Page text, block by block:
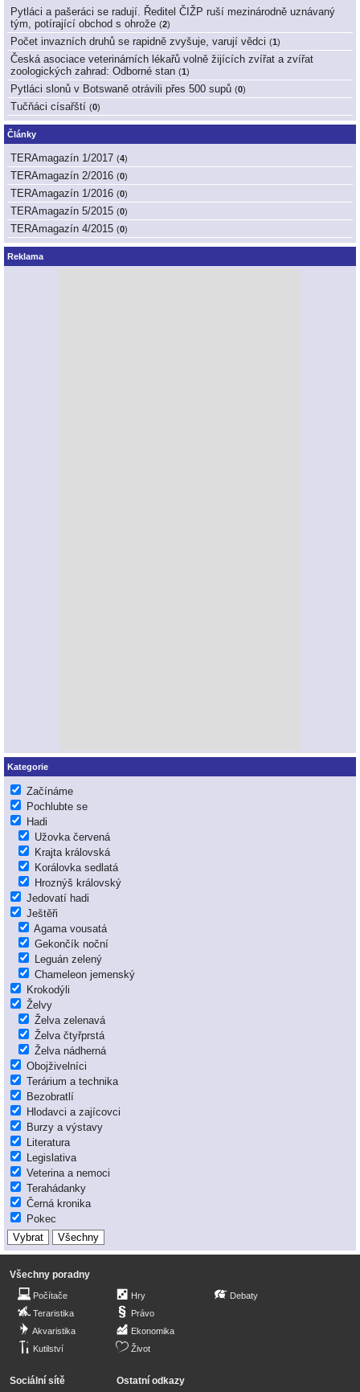
Pytláci a pašeráci se radují. Ředitel ČIŽP ruší mezinárodně uznávaný
tým, potírající obchod s ohrože (2)
Počet invazních druhů se rapidně zvyšuje, varují vědci (1)
Česká asociace veterinárních lékařů volně žijících zvířat a zvířat
zoologických zahrad: Odborné stan (1)
Pytláci slonů v Botswaně otrávili přes 500 supů (0)
Tučňáci císařští (0)
Články
TERAmagazín 1/2017 (4)
TERAmagazín 2/2016 (0)
TERAmagazín 1/2016 (0)
TERAmagazín 5/2015 (0)
TERAmagazín 4/2015 (0)
Reklama
Kategorie
Začínáme
Pochlubte se
Hadi
Užovka červená
Krajta královská
Korálovka sedlatá
Hroznýš královský
Jedovatí hadi
Ještěři
Agama vousatá
Gekončík noční
Leguán zelený
Chameleon jemenský
Krokodýli
Želvy
Želva zelenavá
Želva čtyřprstá
Želva nádherná
Obojživelníci
Terárium a technika
Bezobratlí
Hlodavci a zajícovci
Burzy a výstavy
Literatura
Legislativa
Veterina a nemoci
Terahádanky
Černá kronika
Pokec
Všechny poradny
Počítače
Teraristika
Akvaristika
Kutilství
Hry
Právo
Ekonomika
Život
Debaty
Sociální sítě Ostatní odkazy